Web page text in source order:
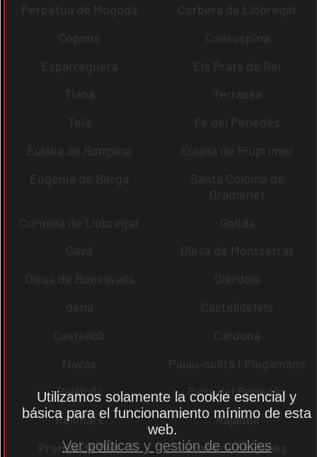
Perpètua de Mogoda
Corbera de Llobregat
Copons
Collsuspina
Esparreguera
Els Prats de Rei
Tiana
Terrassa
Teià
Fe del Penedès
Eulàlia de Ronçana
Eulàlia de Riuprimer
Eugènia de Berga
Santa Coloma de
Gramenet
Cornellà de Llobregat
Gelida
Gavà
Olesa de Montserrat
Olesa de Bonesvalls
Olèrdola
dena
Castelldefels
Castellcir
Cardona
Navas
Palau-solità i Plegamans
Palafolls
Pacs del Penedès
Rellinars
Rajadell
Premià de Dalt
Prats de Lluçanès
Utilizamos solamente la cookie esencial y
básica para el funcionamiento mínimo de esta
web.
Ver políticas y gestión de cookies